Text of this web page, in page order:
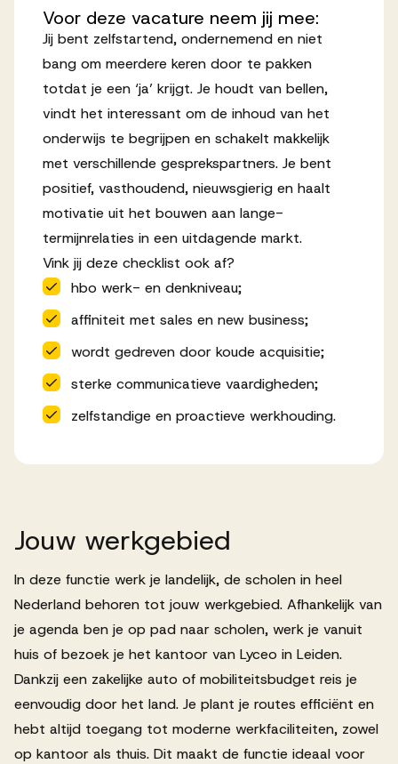
Voor deze vacature neem jij mee:
Jij bent zelfstartend, ondernemend en niet
bang om meerdere keren door te pakken
totdat je een ‘ja’ krijgt. Je houdt van bellen,
vindt het interessant om de inhoud van het
onderwijs te begrijpen en schakelt makkelijk
met verschillende gesprekspartners. Je bent
positief, vasthoudend, nieuwsgierig en haalt
motivatie uit het bouwen aan lange-
termijnrelaties in een uitdagende markt.
Vink jij deze checklist ook af?
hbo werk- en denkniveau;
affiniteit met sales en new business;
wordt gedreven door koude acquisitie;
sterke communicatieve vaardigheden;
zelfstandige en proactieve werkhouding.
Jouw werkgebied
In deze functie werk je landelijk, de scholen in heel
Nederland behoren tot jouw werkgebied. Afhankelijk van
je agenda ben je op pad naar scholen, werk je vanuit
huis of bezoek je het kantoor van Lyceo in Leiden.
Dankzij een zakelijke auto of mobiliteitsbudget reis je
eenvoudig door het land. Je plant je routes efficiënt en
hebt altijd toegang tot moderne werkfaciliteiten, zowel
op kantoor als thuis. Dit maakt de functie ideaal voor